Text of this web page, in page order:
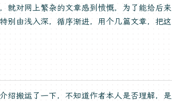
就对网上繁杂的文章感到愤慨，为了能给后来
别由浅入深，循序渐进，用个几篇文章，把这
绍搬运了一下，不知道作者本人是否理解，是